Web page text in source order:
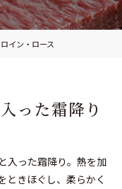
イン・ロース
った霜降り
入った霜降り。熱を加
ときほぐし、柔らかく